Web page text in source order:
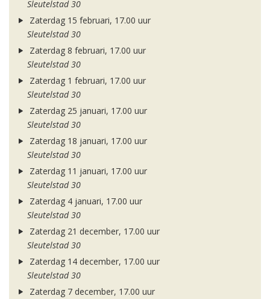
Sleutelstad 30
Zaterdag 15 februari, 17.00 uur
Sleutelstad 30
Zaterdag 8 februari, 17.00 uur
Sleutelstad 30
Zaterdag 1 februari, 17.00 uur
Sleutelstad 30
Zaterdag 25 januari, 17.00 uur
Sleutelstad 30
Zaterdag 18 januari, 17.00 uur
Sleutelstad 30
Zaterdag 11 januari, 17.00 uur
Sleutelstad 30
Zaterdag 4 januari, 17.00 uur
Sleutelstad 30
Zaterdag 21 december, 17.00 uur
Sleutelstad 30
Zaterdag 14 december, 17.00 uur
Sleutelstad 30
Zaterdag 7 december, 17.00 uur